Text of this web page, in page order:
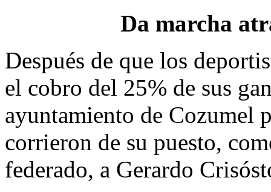
Da marcha
Después de que los
el cobro del 25% de sus
ayuntamiento de Cozumel
corrieron de su puesto,
federado, a Gerardo